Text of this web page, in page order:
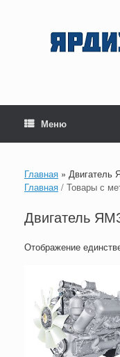
содержанию
Меню
Главная » Двигатель
Главная / Товары с
Двигатель
Отображение